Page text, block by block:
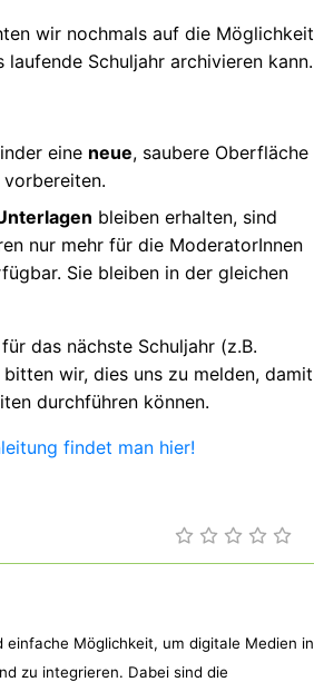
wir nochmals auf die Möglichkeit
laufende Schuljahr archivieren kann.
eine neue, saubere Oberfläche
vorbereiten.
bleiben erhalten, sind
nur mehr für die ModeratorInnen
Sie bleiben in der gleichen
das nächste Schuljahr (z.B.
wir, dies uns zu melden, damit
durchführen können.
findet man hier!
einfache Möglichkeit, um digitale Medien in
zu integrieren. Dabei sind die